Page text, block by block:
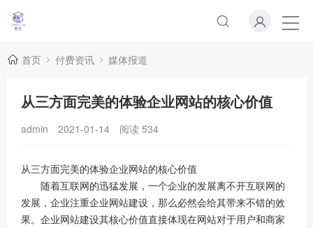
首页 付费资讯 媒体报道
从三方面完美的体验企业网站的核心价值
admin 2021-01-14 阅读 534
从三方面完美的体验企业网站的核心价值
随着互联网的迅猛发展，一个企业的发展离不开互联网的
发展，企业注重企业网站建设，那么必然会给其带来不错的效
果。企业网站建设其核心价值直接体现在网站对于用户和商家